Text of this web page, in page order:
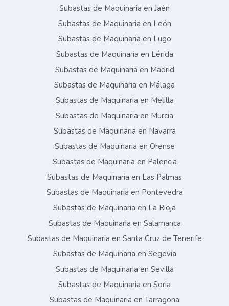
Subastas de Maquinaria en Jaén
Subastas de Maquinaria en León
Subastas de Maquinaria en Lugo
Subastas de Maquinaria en Lérida
Subastas de Maquinaria en Madrid
Subastas de Maquinaria en Málaga
Subastas de Maquinaria en Melilla
Subastas de Maquinaria en Murcia
Subastas de Maquinaria en Navarra
Subastas de Maquinaria en Orense
Subastas de Maquinaria en Palencia
Subastas de Maquinaria en Las Palmas
Subastas de Maquinaria en Pontevedra
Subastas de Maquinaria en La Rioja
Subastas de Maquinaria en Salamanca
Subastas de Maquinaria en Santa Cruz de Tenerife
Subastas de Maquinaria en Segovia
Subastas de Maquinaria en Sevilla
Subastas de Maquinaria en Soria
Subastas de Maquinaria en Tarragona